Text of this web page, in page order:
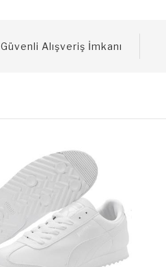
Güvenli Alışveriş İmkanı